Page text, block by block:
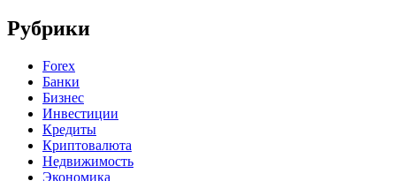
Рубрики
Forex
Банки
Бизнес
Инвестиции
Кредиты
Криптовалюта
Недвижимость
Экономика